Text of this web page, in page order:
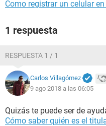
Como registrar un celular
1 respuesta
RESPUESTA 1 / 1
Carlos Villagómez
9 ago 2018 a las 06:05
Quizás te puede ser de
Cómo saber quién es el